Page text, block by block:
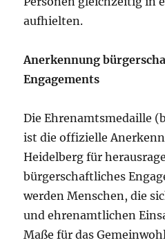
aufhielten.
Anerkennung
Engagements
Die Ehrenamtsmedaille
ist die offizielle
Heidelberg für
bürgerschaftliches
werden Menschen, die
und ehrenamtlichen
Maße für das